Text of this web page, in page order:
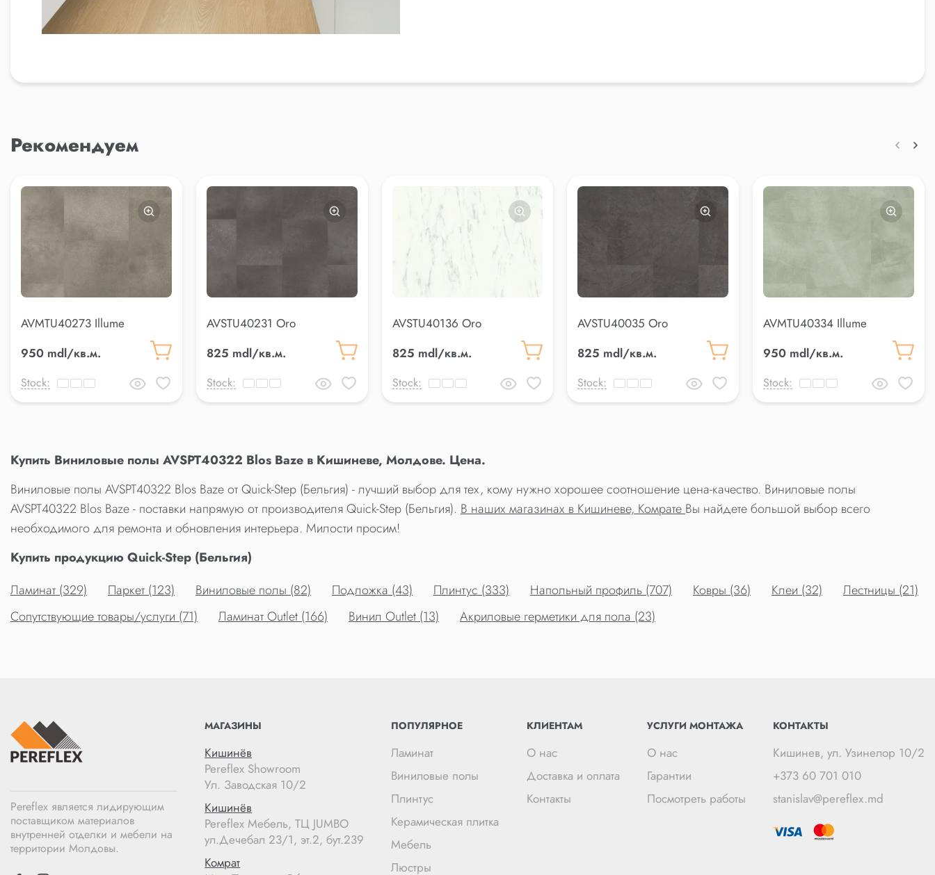
Рекомендуем
AVMTU40273 Illume
950 mdl/кв.м.
Stock:
AVSTU40231 Oro
825 mdl/кв.м.
Stock:
AVSTU40136 Oro
825 mdl/кв.м.
Stock:
AVSTU40035 Oro
825 mdl/кв.м.
Stock:
AVMTU40334 Illume
950 mdl/кв.м.
Stock:
Купить Виниловые полы AVSPT40322 Blos Baze в Кишиневе, Молдове. Цена.
Виниловые полы AVSPT40322 Blos Baze от Quick-Step (Бельгия) - лучший выбор для тех, кому нужно хорошее соотношение цена-качество. Виниловые полы
AVSPT40322 Blos Baze - поставки напрямую от производителя Quick-Step (Бельгия). В наших магазинах в Кишиневе, Комрате Вы найдете большой выбор всего
необходимого для ремонта и обновления интерьера. Милости просим!
Купить продукцию Quick-Step (Бельгия)
Ламинат (329)
Паркет (123) Виниловые полы (82) Подложка (43) Плинтус (333) Напольный профиль (707) Ковры (36) Клеи (32)
Лестницы (21)
Сопутствующие товары/услуги (71)
Ламинат Outlet (166) Винил Outlet (13) Акриловые герметики для пола (23)
Pereflex является лидирующим
поставщиком материалов
внутренней отделки и мебели на
территории Молдовы.
МАГАЗИНЫ
Кишинёв
Pereflex Showroom
Ул. Заводская 10/2
Кишинёв
Pereflex Мебель, ТЦ JUMBO
ул.Дечебал 23/1, эт.2, бут.239
Комрат
ПОПУЛЯРНОЕ
Ламинат
Виниловые полы
Плинтус
Керамическая плитка
Мебель
Люстры
КЛИЕНТАМ
О нас
Доставка и оплата
Контакты
УСЛУГИ МОНТАЖА
О нас
Гарантии
Посмотреть работы
КОНТАКТЫ
Кишинев, ул. Узинелор 10/2
+373 60 701 010
stanislav@pereflex.md